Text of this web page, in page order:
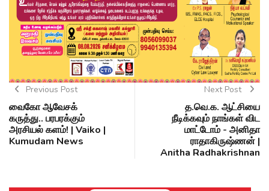
Previous Post
வைகோ ஆவேசக்
கருத்து.. பரபரக்கும்
அரசியல் களம்! | Vaiko |
Kumudam News
Next Post
த.வெ.க. ஆட்சியை
நீடிக்கவும் நாங்கள் விட
மாட்டோம் - அனிதா
ராதாகிருஷ்ணன் |
Anitha Radhakrishnan